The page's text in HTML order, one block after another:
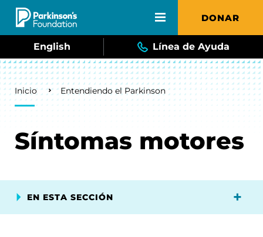
Skip to main content DONAR
English Línea de Ayuda
Breadcrumb
Inicio Entendiendo el Parkinson
Síntomas motores
EN ESTA SECCIÓN